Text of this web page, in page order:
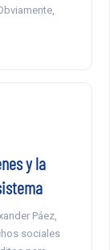
y la
Páez,
sociales